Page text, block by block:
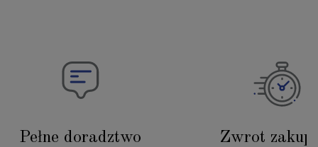
Pełne doradztwo Zwrot